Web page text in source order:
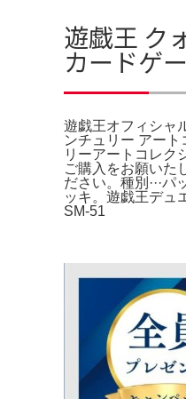
遊戯王 ク
カードゲ
遊戯王オフィシャ
ンチュリー アー
リーアートコレク
ご購入をお願いた
ださい。種別···
ッキ。遊戯王デ
SM-51